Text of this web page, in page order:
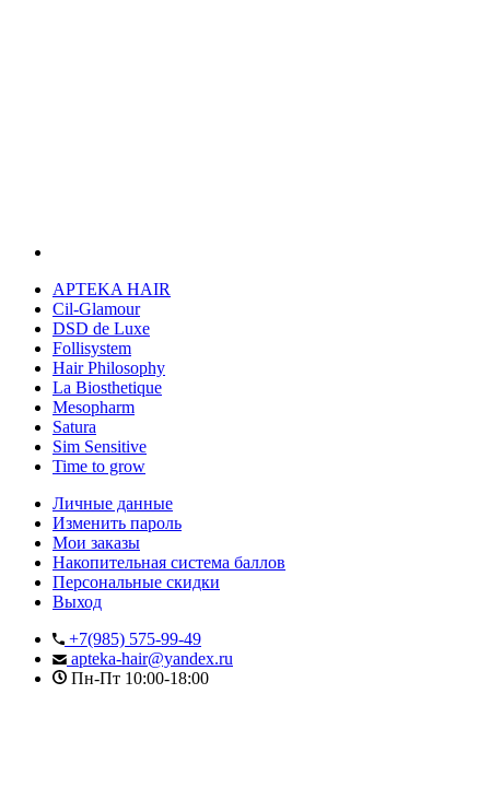
APTEKA HAIR
Cil-Glamour
DSD de Luxe
Follisystem
Hair Philosophy
La Biosthetique
Mesopharm
Satura
Sim Sensitive
Time to grow
Личные данные
Изменить пароль
Мои заказы
Накопительная система баллов
Персональные скидки
Выход
+7(985) 575-99-49
apteka-hair@yandex.ru
Пн-Пт 10:00-18:00